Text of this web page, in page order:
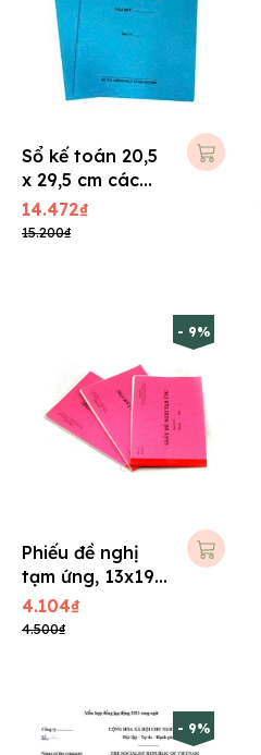
Sổ kế toán 20,5
x 29,5 cm các
loại (80 trang)
14.472₫
15.200₫
- 9%
Phiếu đề nghị
tạm ứng, 13x19
giấy tái sinh
4.104₫
4.500₫
- 9%